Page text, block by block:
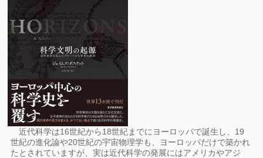
近代科学は16世紀から18世紀までにヨーロッパで誕生し、19
世紀の進化論や20世紀の宇宙物理学も、ヨーロッパだけで築かれ
たとされていますが、実は近代科学の発展にはアメリカやアジ